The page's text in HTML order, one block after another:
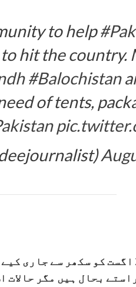
to help
hit the country.
#Balochistan
of tents,
اگرچہ وزیر اعلیٰ سندھ نے 23 اگست
بحال ہیں مگر